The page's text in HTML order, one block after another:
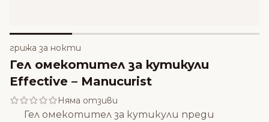
грижа за нокти
Гел омекотител за кутикули
Effective – Manucurist
Няма отзиви
Гел омекотител за кутикули преди